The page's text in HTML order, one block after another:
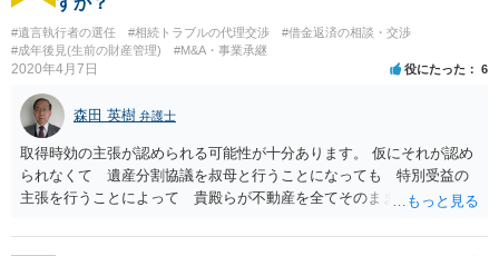
#遺言執行者の選任 #相続トラブルの代理交渉
#借金返済の相談・交渉
#成年後見(生前の財産管理)
#M&A・事業承継
2020年4月7日 役にたった 6
森田 英樹 弁護士
取得時効の主張が認められる可能性が十分あります。 仮にそれが認め
られなくて 遺産分割協議を叔母と行うことになっても 特別受益の
主張を行うことによって 貴殿らが不動産を全てそのまま取得できる